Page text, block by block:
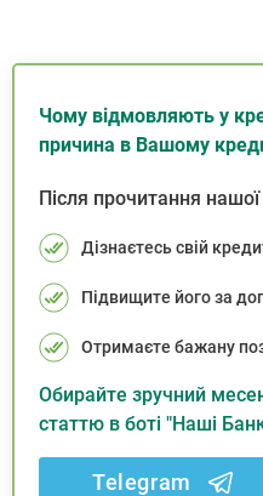
Чому відмовляють у
причина в Вашому
Після прочитання нашої
Дізнаєтесь свій
Підвищите його за
Отримаєте бажану
Обирайте зручний
статтю в боті "Наші
Telegram